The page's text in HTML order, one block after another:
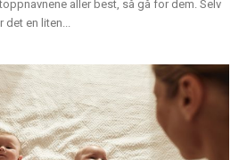
aller best, så gå for dem. Selv
det en liten...